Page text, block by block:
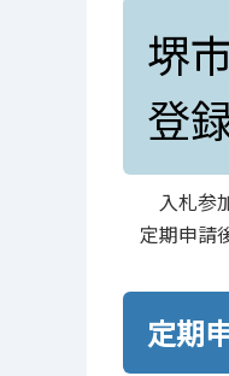
堺
登
入札参
定期申請
定期